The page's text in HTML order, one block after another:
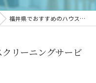
福井県でおすすめのハウスクリーニングサービスを徹底比較！
リーニングサービ